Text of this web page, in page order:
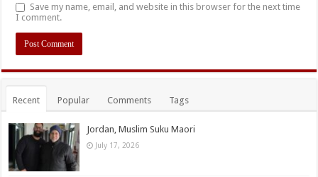
Save my name, email, and website in this browser for the next time
I comment.
Recent Popular Comments Tags
Jordan, Muslim Suku Maori
July 17, 2026